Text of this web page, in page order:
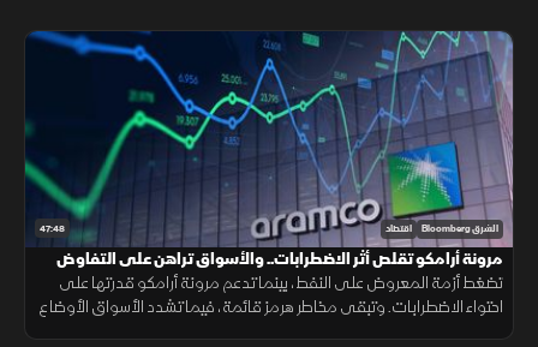
47:48 الشرق Bloomberg اقتصاد
مرونة أرامكو تقلص أثر الاضطرابات.. والأسواق تراهن على التفاوض
تضغط أزمة المعروض على النفط، بينما تدعم مرونة أرامكو قدرتها على
احتواء الاضطرابات. وتبقى مخاطر هرمز قائمة، فيما تشدد الأسواق الأوضاع